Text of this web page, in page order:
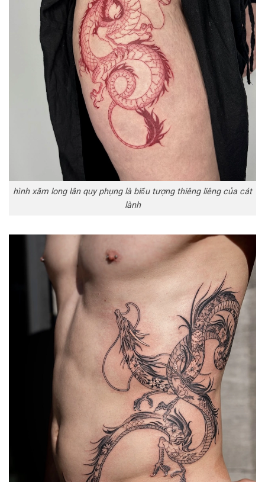
hình xăm long lân quy phụng là biểu tượng thiêng liêng của cát
lành